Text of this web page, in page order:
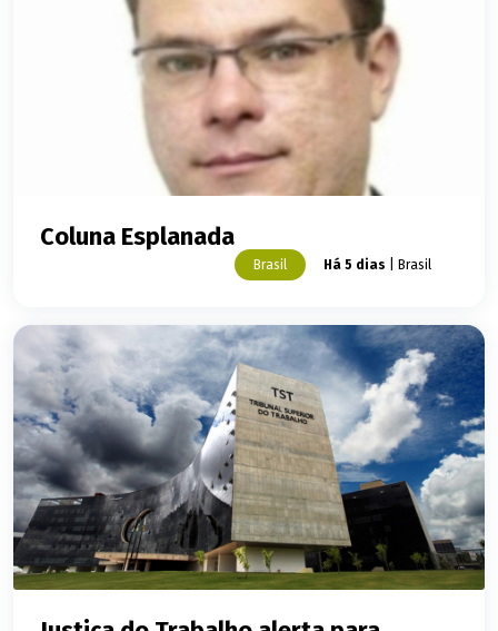
Coluna Esplanada
Brasil Há 5 dias | Brasil